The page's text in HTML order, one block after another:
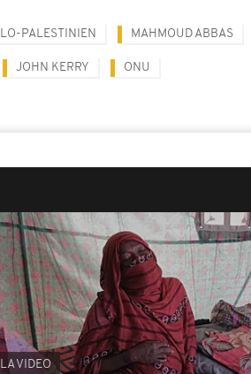
PALESTINIEN MAHMOUD ABBAS
JOHN KERRY ONU
VIDEO